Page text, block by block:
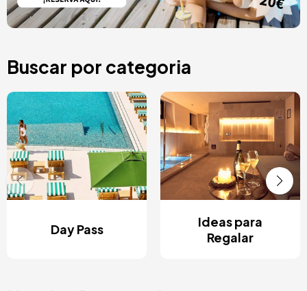
Buscar por categoria
Day Pass
Ideas para
Regalar